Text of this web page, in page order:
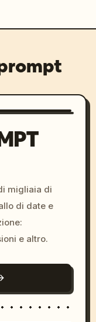
migliaia di
di date e
e altro.